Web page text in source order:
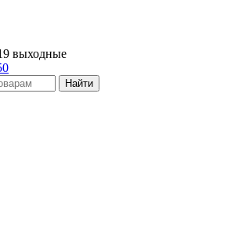
выходные
Найти